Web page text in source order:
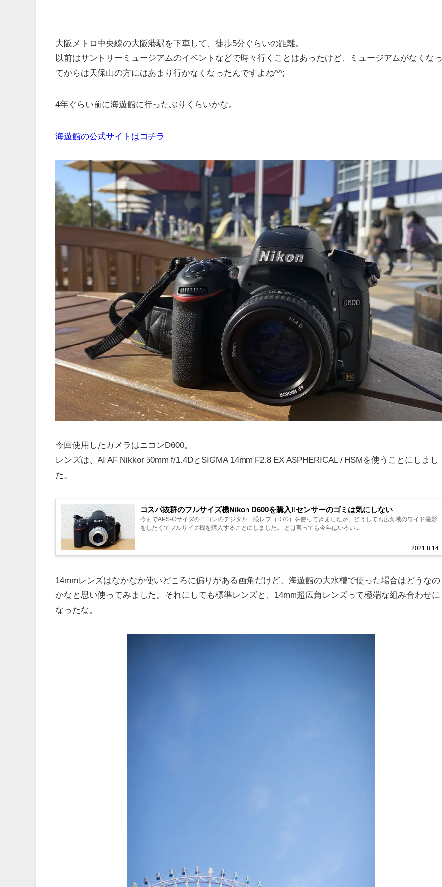
大阪メトロ中央線の大阪港駅を下車して、徒歩5分ぐらいの距離。
以前はサントリーミュージアムのイベントなどで時々行くことはあったけど、ミュージアムがなくなっ
てからは天保山の方にはあまり行かなくなったんですよね^^;
4年ぐらい前に海遊館に行ったぶりくらいかな。
海遊館の公式サイトはコチラ
今回使用したカメラはニコンD600。
レンズは、AI AF Nikkor 50mm f/1.4DとSIGMA 14mm F2.8 EX ASPHERICAL / HSMを使うことにしまし
た。
コスパ抜群のフルサイズ機Nikon D600を購入!!センサーのゴミは気にしない
2021.8.14
今までAPS-Cサイズのニコンのデジタル一眼レフ（D70）を使ってきましたが、どうしても広角域のワイド撮影
をしたくてフルサイズ機を購入することにしました。 とは言っても今年はいろい...
14mmレンズはなかなか使いどころに偏りがある画角だけど、海遊館の大水槽で使った場合はどうなの
かなと思い使ってみました。それにしても標準レンズと、14mm超広角レンズって極端な組み合わせに
なったな。